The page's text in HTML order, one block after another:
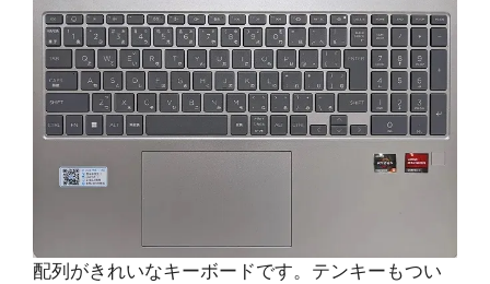
配列がきれいなキーボードです。テンキーもつい